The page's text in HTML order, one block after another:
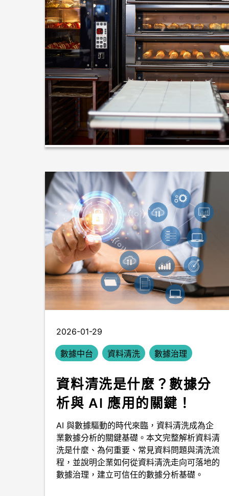
2026-01-29
數據中台 資料清洗 數據治理
資料清洗是什麼？數據分
析與 AI 應用的關鍵！
AI 與數據驅動的時代來臨，資料清洗成為企
業數據分析的關鍵基礎。本文完整解析資料清
洗是什麼、為何重要、常見資料問題與清洗流
程，並說明企業如何從資料清洗走向可落地的
數據治理，建立可信任的數據分析基礎。